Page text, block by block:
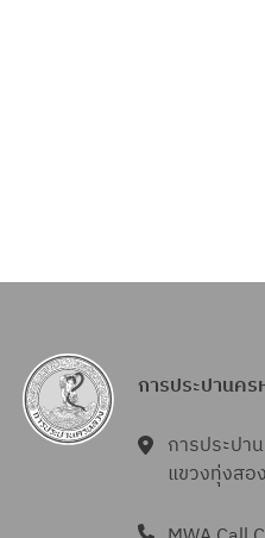
การประปานค
การประปา
แขวงทุ่งสอ